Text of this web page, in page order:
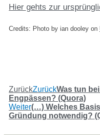
Hier gehts zur
Credits: Photo by ian dooley on
ZurückZurückWas tun
Engpässen? (Quora)
Weiter(…) Welches
Gründung notwendig?